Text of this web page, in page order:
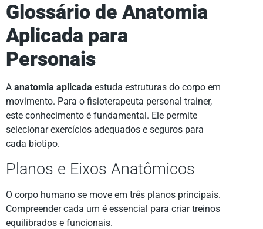
Glossário de Anatomia
Aplicada para
Personais
A anatomia aplicada estuda estruturas do corpo em
movimento. Para o fisioterapeuta personal trainer,
este conhecimento é fundamental. Ele permite
selecionar exercícios adequados e seguros para
cada biotipo.
Planos e Eixos Anatômicos
O corpo humano se move em três planos principais.
Compreender cada um é essencial para criar treinos
equilibrados e funcionais.